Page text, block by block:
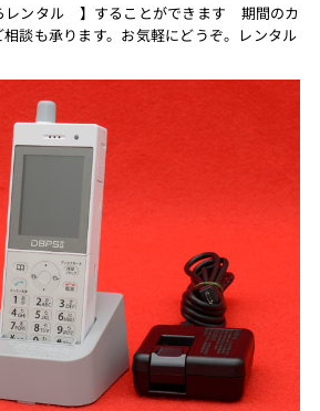
ンタル 】することができます 期間のカ
談も承ります。お気軽にどうぞ。レンタル